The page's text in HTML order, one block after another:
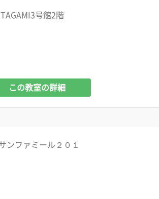
号館2階
この教室の詳細
ンファミール２０１